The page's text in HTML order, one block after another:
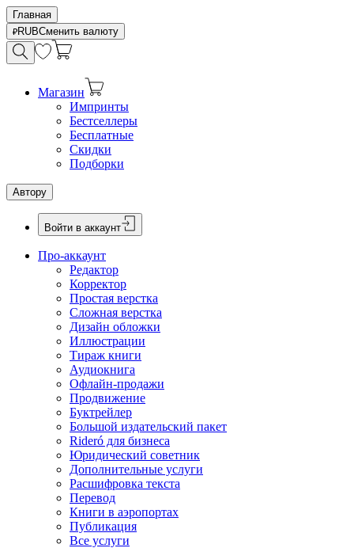
Главная
RUBСменить валюту
Магазин
Импринты
Бестселлеры
Бесплатные
Скидки
Подборки
Автору
Войти в аккаунт
Про-аккаунт
Редактор
Корректор
Простая верстка
Сложная верстка
Дизайн обложки
Иллюстрации
Тираж книги
Аудиокнига
Офлайн-продажи
Продвижение
Буктрейлер
Большой издательский пакет
Rideró для бизнеса
Юридический советник
Дополнительные услуги
Расшифровка текста
Перевод
Книги в аэропортах
Публикация
Все услуги